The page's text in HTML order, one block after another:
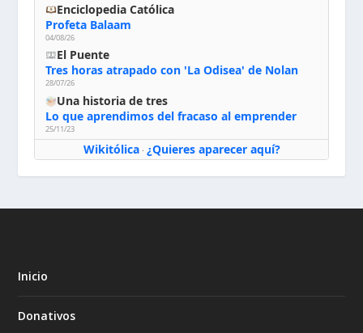
Enciclopedia Católica
Profeta Balaam
04/08/26
El Puente
Tres horas atrapado con 'La Odisea' de Nolan
28/07/26
Una historia de tres
Lo que aprendimos del fracaso al emprender
25/11/23
Wikitólica· ¿Quieres aparecer aquí?
Inicio
Donativos